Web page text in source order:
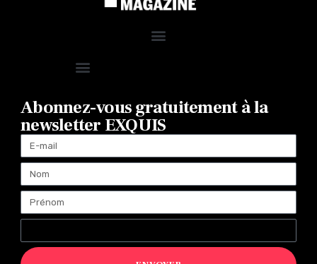
Abonnez-vous gratuitement à la
newsletter EXQUIS